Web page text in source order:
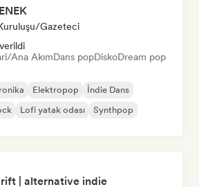
Gazeteci
Ana AkımDans popDiskoDream pop
Elektropop
İndie Dans
Lofi yatak odası Synthpop
| alternative indie